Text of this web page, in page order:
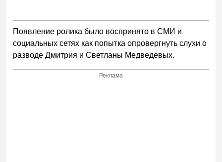
Появление ролика было воспринято в СМИ и
социальных сетях как попытка опровергнуть слухи о
разводе Дмитрия и Светланы Медведевых.
Реклама